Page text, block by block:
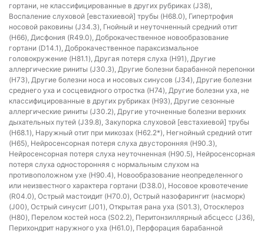
гортани, не классифицированные в других рубриках (J38),
Воспаление слуховой [евстахиевой] трубы (H68.0), Гипертрофия
носовой раковины (J34.3), Гнойный и неуточненный средний отит
(H66), Дисфония (R49.0), Доброкачественное новообразование
гортани (D14.1), Доброкачественное параксизмальное
головокружение (H81.1), Другая потеря слуха (H91), Другие
аллергические риниты (J30.3), Другие болезни барабанной перепонки
(H73), Другие болезни носа и носовых синусов (J34), Другие болезни
среднего уха и сосцевидного отростка (H74), Другие болезни уха, не
классифицированные в других рубриках (H93), Другие сезонные
аллергические риниты (J30.2), Другие уточненные болезни верхних
дыхательных путей (J39.8), Закупорка слуховой [евстахиевой] трубы
(H68.1), Наружный отит при микозах (H62.2*), Негнойный средний отит
(H65), Нейросенсорная потеря слуха двусторонняя (H90.3),
Нейросенсорная потеря слуха неуточненная (H90.5), Нейросенсорная
потеря слуха односторонняя с нормальным слухом на
противоположном ухе (H90.4), Новообразование неопределенного
или неизвестного характера гортани (D38.0), Носовое кровотечение
(R04.0), Острый мастоидит (H70.0), Острый назофарингит (насморк)
(J00), Острый синусит (J01), Открытая рана уха (S01.3), Отосклероз
(H80), Перелом костей носа (S02.2), Перитонзиллярный абсцесс (J36),
Перихондрит наружного уха (H61.0), Перфорация барабанной